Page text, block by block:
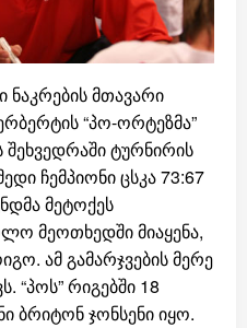
მთავარი
“პო-ორტეზმა”
ტურნირის
ჩემპიონი ცსკა 73:67
მეტოქეს
მეოთხედში მიაყენა,
ამ გამარჯვების მერე
“პოს” რიგებში 18
ბრიტონ ჯონსენი იყო.